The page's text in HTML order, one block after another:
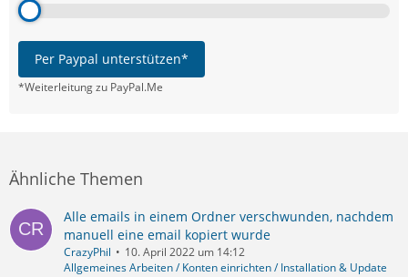
Per Paypal unterstützen*
*Weiterleitung zu PayPal.Me
Ähnliche Themen
Alle emails in einem Ordner verschwunden, nachdem
manuell eine email kopiert wurde
CrazyPhil
10. April 2022 um 14:12
Allgemeines Arbeiten / Konten einrichten / Installation & Update